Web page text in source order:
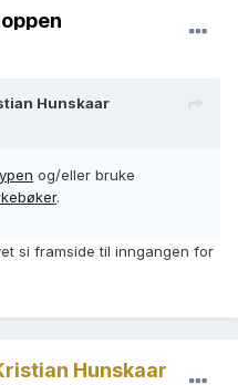
Hunskaar
og/eller bruke
.
si framside til inngangen for
Hunskaar